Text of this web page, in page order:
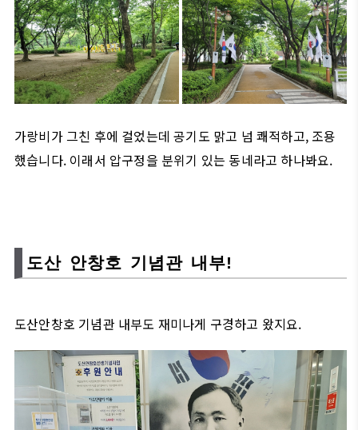
가랑비가 그친 후에 걸었는데 공기도 맑고 넘 쾌적하고, 조용
했습니다. 이래서 압구정을 분위기 있는 동네라고 하나봐요.
도산 안창호 기념관 내부!
도산안창호 기념관 내부도 재미나게 구경하고 왔지요.